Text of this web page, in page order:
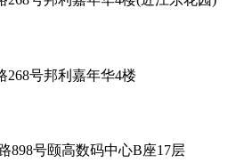
268号邦利嘉年华4楼
898号颐高数码中心B座17层